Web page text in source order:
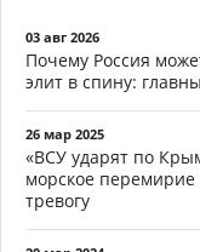
03 авг 2026
Почему Россия
элит в спину:
26 мар 2025
«ВСУ ударят по
морское
тревогу